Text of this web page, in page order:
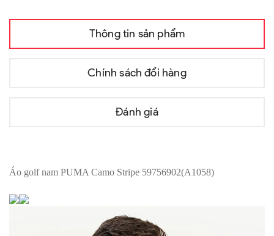
Thông tin sản phẩm
Chính sách đổi hàng
Đánh giá
Áo golf nam PUMA Camo Stripe 59756902(A1058)